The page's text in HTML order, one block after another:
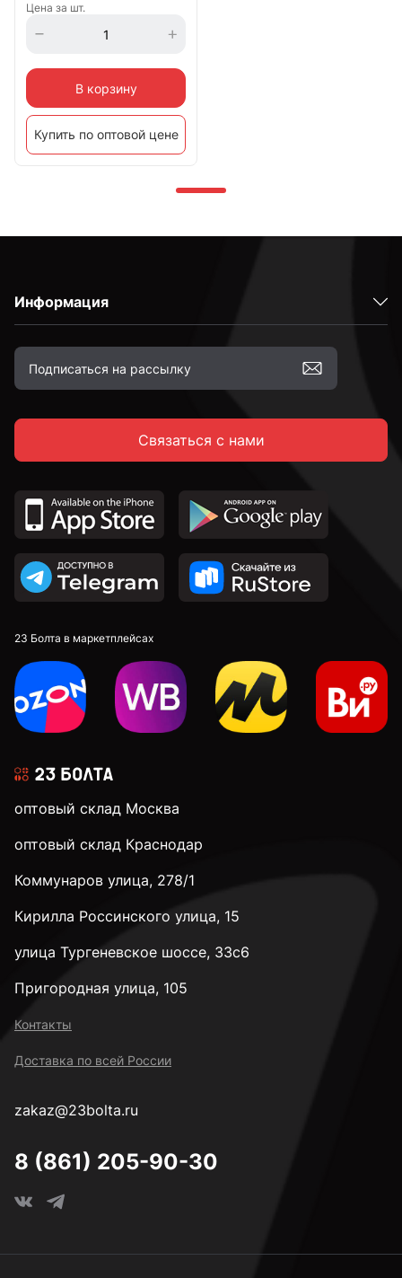
Цена за шт.
В корзину
Купить по оптовой цене
Информация
Связаться с нами
23 Болта в маркетплейсах
оптовый склад Москва
оптовый склад Краснодар
Коммунаров улица, 278/1
Кирилла Россинского улица, 15
улица Тургеневское шоссе, 33с6
Пригородная улица, 105
Контакты
Доставка по всей России
zakaz@23bolta.ru
8 (861) 205-90-30